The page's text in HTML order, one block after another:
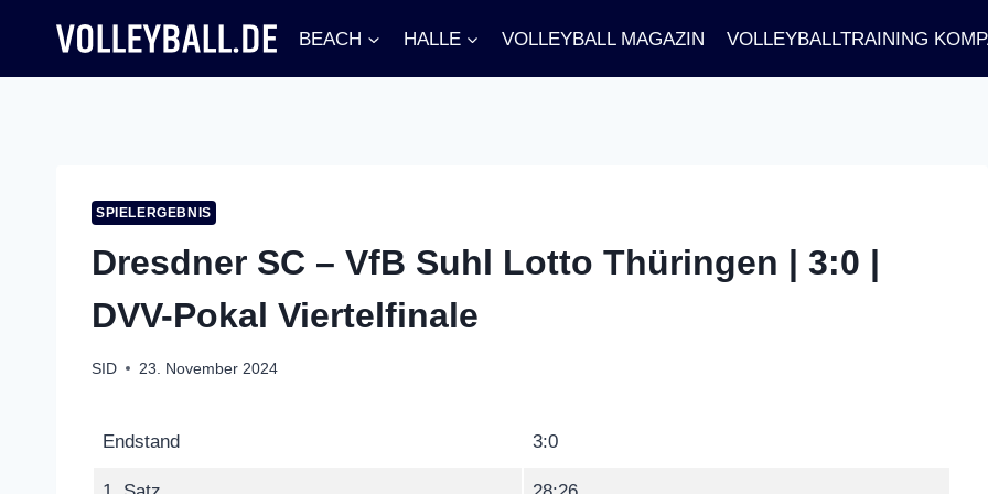
springen
BEACH HALLE VOLLEYBALL MAGAZIN VOLLEYBALLTRAINING
SPIELERGEBNIS
Dresdner SC – VfB Suhl Lotto Thüringen | 3:0 |
DVV-Pokal Viertelfinale
SID 23. November 2024
Endstand 3:0